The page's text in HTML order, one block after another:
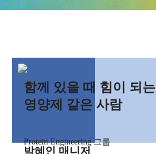
함께 있을 때 힘이 되는
영양제 같은 사람
Protein Engineering 그룹
박혜인 매니저